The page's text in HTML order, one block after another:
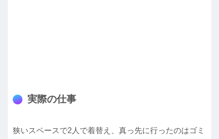
実際の仕事
狭いスペースで2人で着替え、真っ先に行ったのはゴミ